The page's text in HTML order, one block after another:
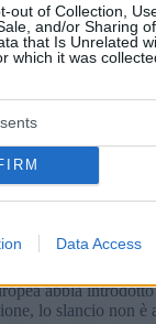
out of Collection,
and/or Sharing
that Is Unrelated
which it was
Data Access
su diversi fattori:
più bassi
di batterie forti
cinesi
abbia
lo slancio non è